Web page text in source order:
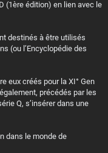
(1ère édition) en lien avec le
destinés à être utilisés
(ou l’Encyclopédie des
eux créés pour la XI° Gen
précédés par les
Q, s’insérer dans une
dans le monde de